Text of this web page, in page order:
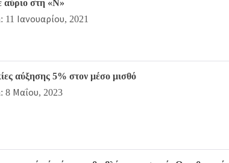
αύριο στη «Ν»
11 Ιανουαρίου, 2021
αύξησης 5% στον μέσο μισθό
8 Μαΐου, 2023